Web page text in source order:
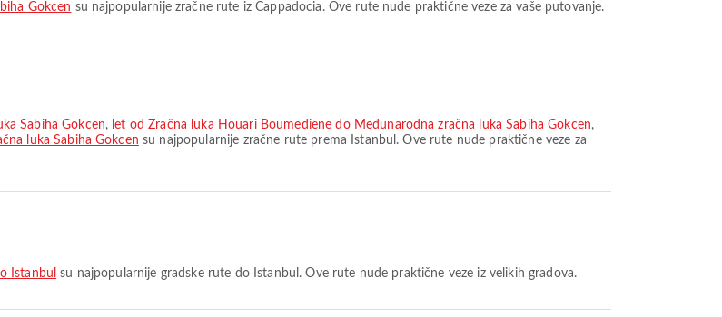
Gokcen su najpopularnije zračne rute iz Cappadocia. Ove rute nude praktične veze za vaše putovanje.
Sabiha Gokcen, let od Zračna luka Houari Boumediene do Međunarodna zračna luka Sabiha Gokcen,
luka Sabiha Gokcen su najpopularnije zračne rute prema Istanbul. Ove rute nude praktične veze za
Istanbul su najpopularnije gradske rute do Istanbul. Ove rute nude praktične veze iz velikih gradova.